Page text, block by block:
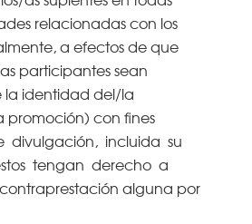
relacionadas con los
a efectos de que
participantes sean
la identidad del/la
con fines
divulgación, incluida su
tengan derecho a
alguna por